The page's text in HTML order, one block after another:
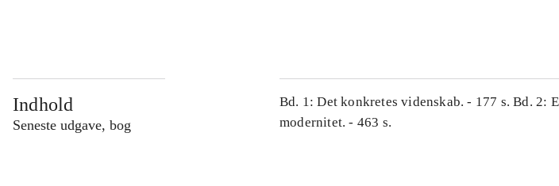
Indhold
Seneste udgave, bog
Bd. 1: Det konkretes videnskab. - 177 s. Bd. 2:
modernitet. - 463 s.